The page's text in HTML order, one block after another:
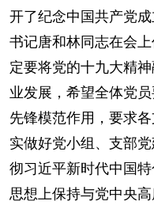
开了纪念中国共产党
书记唐和林同志在会
定要将党的十九大精
业发展，希望全体党
先锋模范作用，要求
实做好党小组、支部
彻习近平新时代中国特
思想上保持与党中央高